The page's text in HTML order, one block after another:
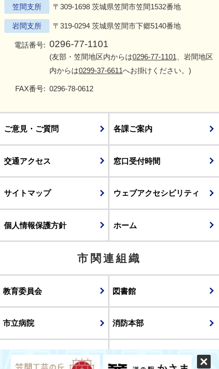
笠間支所 〒309-1698 茨城県笠間市笠間1532番地
岩間支所 〒319-0294 茨城県笠間市下郷5140番地
電話番号: 0296-77-1101
(友部・笠間地区内からは0296-77-1101 、岩間地区
内からは0299-37-6611へお掛けください。)
FAX番号: 0296-78-0612
ご意見・ご質問 各課ご案内
交通アクセス 窓口受付時間
サイトマップ ウェブアクセシビリティ
個人情報保護方針 ホーム
市関連組織
教育委員会 図書館
市立病院 消防本部
議会